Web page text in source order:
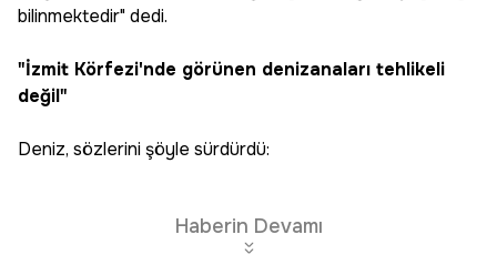
bilinmektedir" dedi.
"İzmit Körfezi'nde görünen denizanaları tehlikeli
değil"
Deniz, sözlerini şöyle sürdürdü:
Haberin Devamı